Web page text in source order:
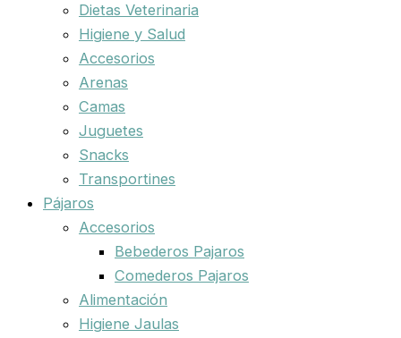
Dietas Veterinaria
Higiene y Salud
Accesorios
Arenas
Camas
Juguetes
Snacks
Transportines
Pájaros
Accesorios
Bebederos Pajaros
Comederos Pajaros
Alimentación
Higiene Jaulas